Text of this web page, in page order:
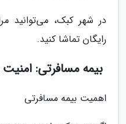
در شهر کبک، می‌توانید
رایگان تماشا کنید.
بیمه مسافرتی: امنیت
اهمیت بیمه مسافرتی